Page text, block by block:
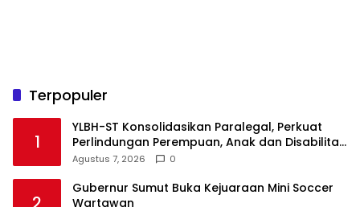
Terpopuler
1
YLBH-ST Konsolidasikan Paralegal, Perkuat
Perlindungan Perempuan, Anak dan Disabilitas
Agustus 7, 2026 0
Gubernur Sumut Buka Kejuaraan Mini Soccer
Wartawan